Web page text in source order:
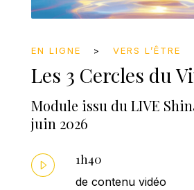
EN LIGNE > VERS L’ÊTRE
Les 3 Cercles du
Module issu du LIVE
juin 2026
1h40
de contenu vidéo